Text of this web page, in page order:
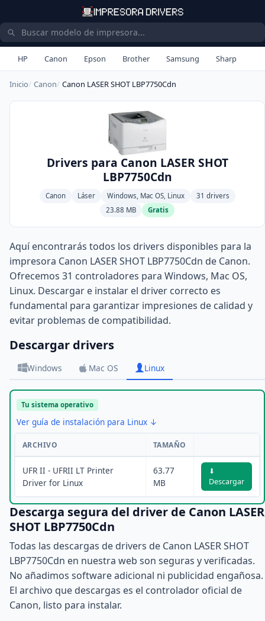
HP Canon Epson Brother Samsung Sharp
Inicio Canon Canon LASER SHOT LBP7750Cdn
Drivers para Canon LASER SHOT
LBP7750Cdn
Canon Láser Windows, Mac OS, Linux
31 drivers
23.88 MB
Gratis
Aquí encontrarás todos los drivers disponibles para la
impresora Canon LASER SHOT LBP7750Cdn de Canon.
Ofrecemos 31 controladores para Windows, Mac OS,
Linux. Descargar e instalar el driver correcto es
fundamental para garantizar impresiones de calidad y
evitar problemas de compatibilidad.
Descargar drivers
Windows Mac OS Linux
Tu sistema operativo
Ver guía de instalación para Linux ↓
ARCHIVO TAMAÑO
UFR II - UFRII LT Printer
Driver for Linux
63.77
MB
⬇
Descargar
Descarga segura del driver de Canon LASER
SHOT LBP7750Cdn
Todas las descargas de drivers de Canon LASER SHOT
LBP7750Cdn en nuestra web son seguras y verificadas.
No añadimos software adicional ni publicidad engañosa.
El archivo que descargas es el controlador oficial de
Canon, listo para instalar.